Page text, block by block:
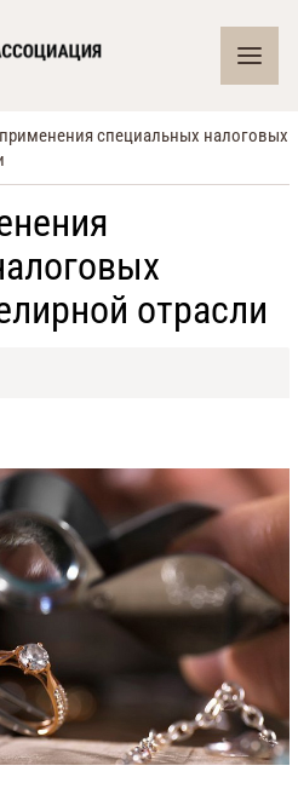
специальных налоговых
отрасли